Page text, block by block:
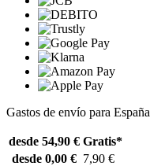
Gastos de envío para España
desde 54,90 € Gratis*
desde 0,00 € 7,90 €